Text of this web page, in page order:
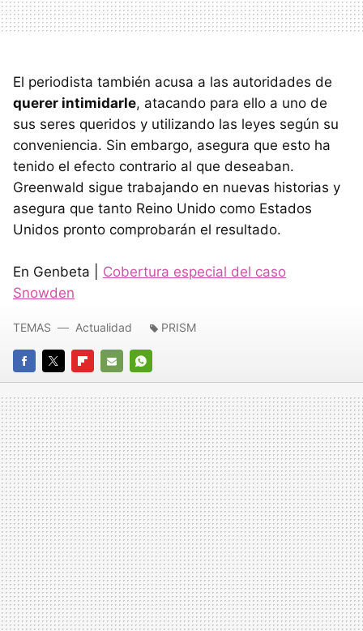
El periodista también acusa a las autoridades de
querer intimidarle, atacando para ello a uno de
sus seres queridos y utilizando las leyes según su
conveniencia. Sin embargo, asegura que esto ha
tenido el efecto contrario al que deseaban.
Greenwald sigue trabajando en nuevas historias y
asegura que tanto Reino Unido como Estados
Unidos pronto comprobarán el resultado.
En Genbeta | Cobertura especial del caso
Snowden
FACEBOOK
TWITTERFLIPBOARD
E-
MAIL
WHATSAPP
TEMAS Actualidad PRISM